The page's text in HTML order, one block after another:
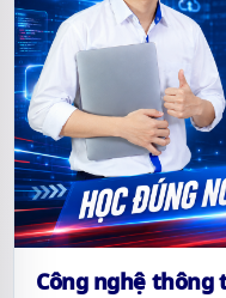
Công nghệ thông